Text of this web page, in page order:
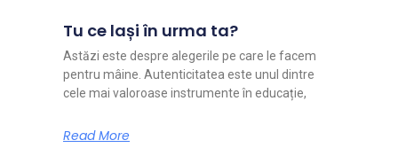
Tu ce lași în urma ta?
Astăzi este despre alegerile pe care le facem
pentru mâine. Autenticitatea este unul dintre
cele mai valoroase instrumente în educație,
Read More